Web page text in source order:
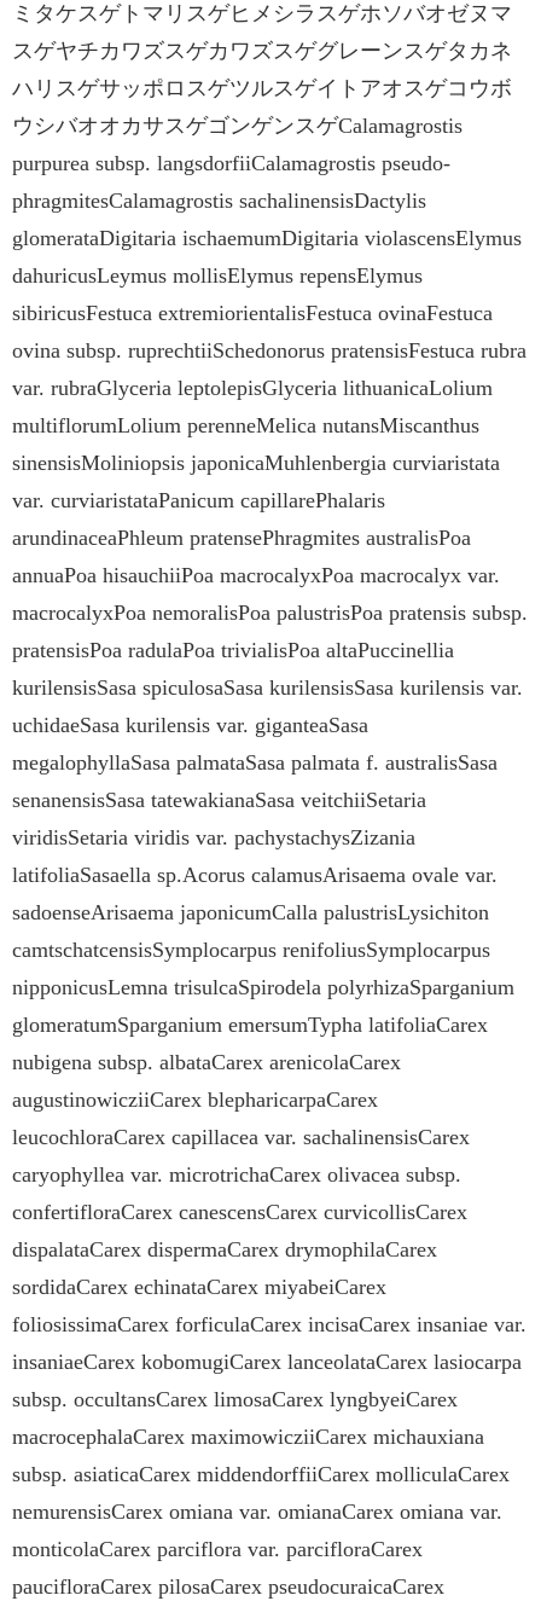
ミタケスゲトマリスゲヒメシラスゲホソバオゼヌマ
スゲヤチカワズスゲカワズスゲグレーンスゲタカネ
ハリスゲサッポロスゲツルスゲイトアオスゲコウボ
ウシバオオカサスゲゴンゲンスゲCalamagrostis
purpurea subsp. langsdorfiiCalamagrostis pseudo-
phragmitesCalamagrostis sachalinensisDactylis
glomerataDigitaria ischaemumDigitaria violascensElymus
dahuricusLeymus mollisElymus repensElymus
sibiricusFestuca extremiorientalisFestuca ovinaFestuca
ovina subsp. ruprechtiiSchedonorus pratensisFestuca rubra
var. rubraGlyceria leptolepisGlyceria lithuanicaLolium
multiflorumLolium perenneMelica nutansMiscanthus
sinensisMoliniopsis japonicaMuhlenbergia curviaristata
var. curviaristataPanicum capillarePhalaris
arundinaceaPhleum pratensePhragmites australisPoa
annuaPoa hisauchiiPoa macrocalyxPoa macrocalyx var.
macrocalyxPoa nemoralisPoa palustrisPoa pratensis subsp.
pratensisPoa radulaPoa trivialisPoa altaPuccinellia
kurilensisSasa spiculosaSasa kurilensisSasa kurilensis var.
uchidaeSasa kurilensis var. giganteaSasa
megalophyllaSasa palmataSasa palmata f. australisSasa
senanensisSasa tatewakianaSasa veitchiiSetaria
viridisSetaria viridis var. pachystachysZizania
latifoliaSasaella sp.Acorus calamusArisaema ovale var.
sadoenseArisaema japonicumCalla palustrisLysichiton
camtschatcensisSymplocarpus renifoliusSymplocarpus
nipponicusLemna trisulcaSpirodela polyrhizaSparganium
glomeratumSparganium emersumTypha latifoliaCarex
nubigena subsp. albataCarex arenicolaCarex
augustinowicziiCarex blepharicarpaCarex
leucochloraCarex capillacea var. sachalinensisCarex
caryophyllea var. microtrichaCarex olivacea subsp.
confertifloraCarex canescensCarex curvicollisCarex
dispalataCarex dispermaCarex drymophilaCarex
sordidaCarex echinataCarex miyabeiCarex
foliosissimaCarex forficulaCarex incisaCarex insaniae var.
insaniaeCarex kobomugiCarex lanceolataCarex lasiocarpa
subsp. occultansCarex limosaCarex lyngbyeiCarex
macrocephalaCarex maximowicziiCarex michauxiana
subsp. asiaticaCarex middendorffiiCarex molliculaCarex
nemurensisCarex omiana var. omianaCarex omiana var.
monticolaCarex parciflora var. parcifloraCarex
paucifloraCarex pilosaCarex pseudocuraicaCarex